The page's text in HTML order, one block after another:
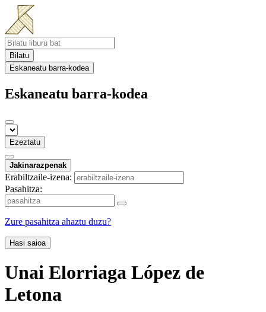
Bilatu
Eskaneatu barra-kodea
Eskaneatu barra-kodea
Ezeztatu
Jakinarazpenak
Erabiltzaile-izena:
Pasahitza:
Zure pasahitza ahaztu duzu?
Hasi saioa
Unai Elorriaga López de
Letona